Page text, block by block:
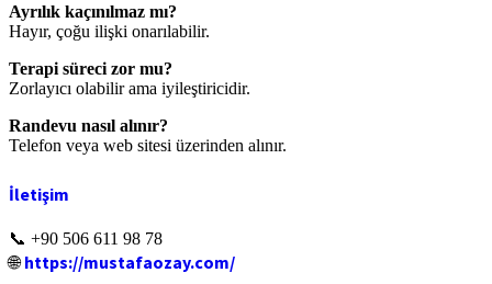
Ayrılık kaçınılmaz mı?
Hayır, çoğu ilişki onarılabilir.
Terapi süreci zor mu?
Zorlayıcı olabilir ama iyileştiricidir.
Randevu nasıl alınır?
Telefon veya web sitesi üzerinden alınır.
İletişim
📞 +90 506 611 98 78
🌐https://mustafaozay.com/